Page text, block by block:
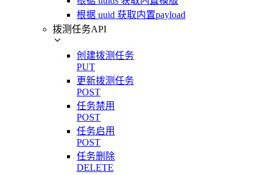
根据 uuid 获取内置payload
拨测任务API
创建拨测任务
PUT
更新拨测任务
POST
任务禁用
POST
任务启用
POST
任务删除
DELETE